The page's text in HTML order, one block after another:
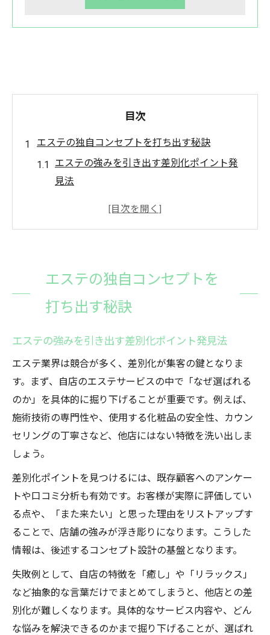
目次
エステの独自コンセプトを打ち出す秘訣
エステの強みを引き出す差別化ポイント発
見法
自店のエステ理念を言語化するステップ
法
顧客を惹きつけるエステの差別化アイデア
ターゲット別エステ差別化アプローチ実例
価値を伝えるエステのキャッチフレーズ活
用術
エステのブランディングに効く差別化要素
とは
集客力を高めるエステの表現・導線の工夫
テーマとコンセプトの違いを整理するコツ
エステのテーマとコンセプトを正しく理解
する
実例で学ぶエステのテーマ・コンセプト比
較法
エステ現場で役立つ使い分けポイント解説
混同しやすい表現を整理する具体的な手順
明確なエステコンセプトが集客力を上げる
理由
エステの独自コンセプトを
打ち出す秘訣
エステの強みを引き出す差別化ポイント発見法
エステ業界は競合が多く、差別化が集客の鍵となりま
す。まず、自店のエステサービスの中で「なぜ選ばれる
のか」を具体的に掘り下げることが重要です。例えば、
施術技術の専門性や、使用する化粧品の安全性、カウン
セリングの丁寧さなど、他店にはない特徴を洗い出しま
しょう。
差別化ポイントを見つけるには、既存顧客へのアンケー
トや口コミ分析も有効です。お客様が実際に評価してい
る点や、「また来たい」と思った理由をリストアップす
ることで、店舗の強みが浮き彫りになります。こうした
情報は、後述するコンセプト設計の基盤となります。
失敗例として、自店の特徴を「癒し」や「リラックス」
など抽象的な言葉だけでまとめてしまうと、他店との差
別化が難しくなります。具体的なサービス内容や、どん
な悩みを解決できるのかまで掘り下げることが、選ばれ